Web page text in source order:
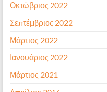
Οκτώβριος 2022
Σεπτέμβριος 2022
Μάρτιος 2022
Ιανουάριος 2022
Μάρτιος 2021